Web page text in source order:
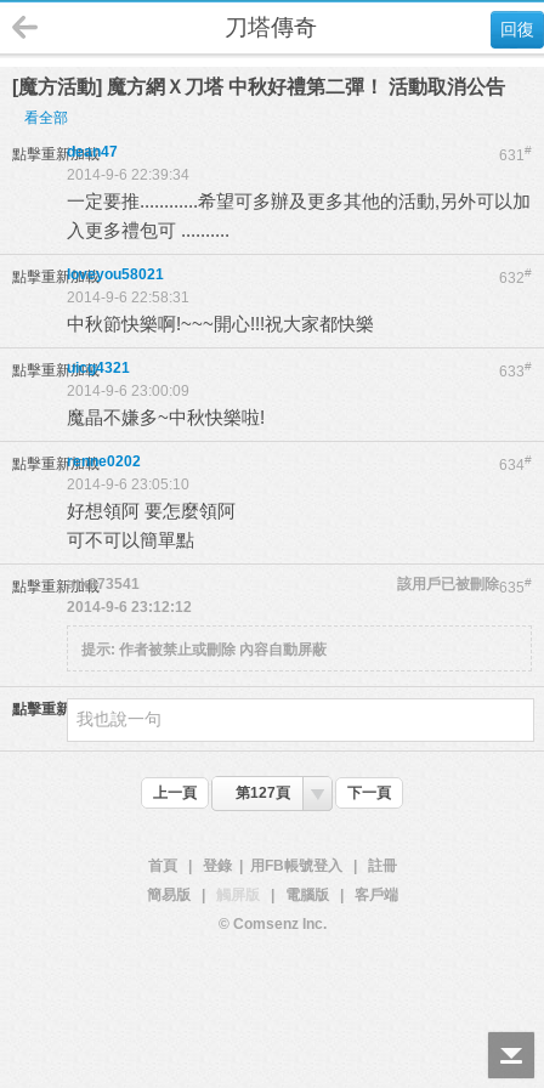
回復
刀塔傳奇
[魔方活動] 魔方網Ｘ刀塔 中秋好禮第二彈！ 活動取消公告
看全部
點擊重新加載 631#
dean47
2014-9-6 22:39:34
一定要推............希望可多辦及更多其他的活動,另外可以加
入更多禮包可 ..........
點擊重新加載 632#
loveyou58021
2014-9-6 22:58:31
中秋節快樂啊!~~~開心!!!祝大家都快樂
點擊重新加載 633#
uicg4321
2014-9-6 23:00:09
魔晶不嫌多~中秋快樂啦!
點擊重新加載 634#
renne0202
2014-9-6 23:05:10
好想領阿 要怎麼領阿
可不可以簡單點
點擊重新加載 635#
atk873541
該用戶已被刪除
2014-9-6 23:12:12
提示: 作者被禁止或刪除 內容自動屏蔽
點擊重新加載
上一頁 第127頁 下一頁
首頁 登錄 用FB帳號登入
註冊
簡易版
觸屏版 電腦版
客戶端
© Comsenz Inc.